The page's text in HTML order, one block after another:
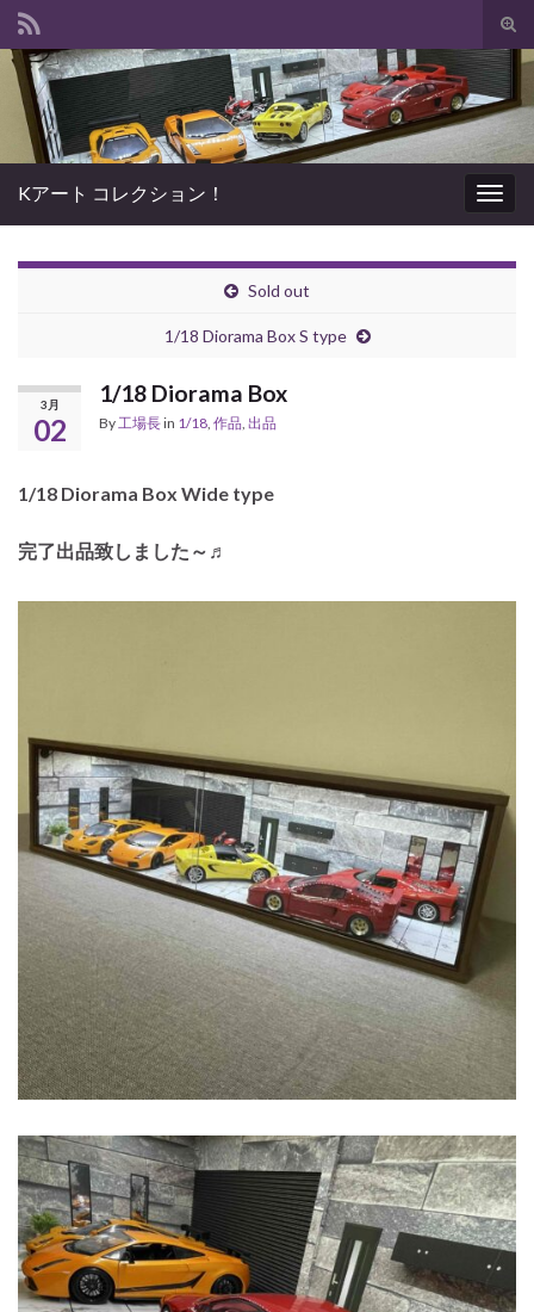
Search for:
Kアート コレクション！
Sold out
1/18 Diorama Box S type
3月
02
1/18 Diorama Box
By 工場長in 1/18 作品 出品
1/18 Diorama Box Wide type
完了出品致しました～♬